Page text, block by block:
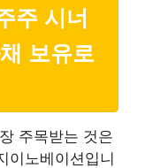
주 시너
보유로
주목받는 것은
이노베이션입니